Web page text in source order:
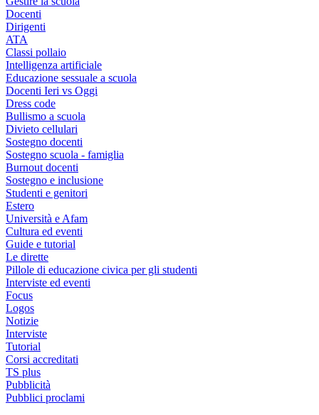
Docenti
Dirigenti
ATA
Classi pollaio
Intelligenza artificiale
Educazione sessuale a scuola
Docenti Ieri vs Oggi
Dress code
Bullismo a scuola
Divieto cellulari
Sostegno docenti
Sostegno scuola - famiglia
Burnout docenti
Sostegno e inclusione
Studenti e genitori
Estero
Università e Afam
Cultura ed eventi
Guide e tutorial
Le dirette
Pillole di educazione civica per gli studenti
Interviste ed eventi
Focus
Logos
Notizie
Interviste
Tutorial
Corsi accreditati
TS plus
Pubblicità
Pubblici proclami